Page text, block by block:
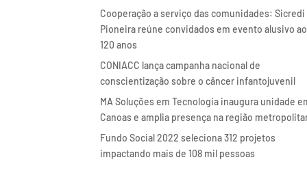
Cooperação a serviço das comunidades: Sicredi
Pioneira reúne convidados em evento alusivo
120 anos
CONIACC lança campanha nacional de
conscientização sobre o câncer infantojuvenil
MA Soluções em Tecnologia inaugura unidade
Canoas e amplia presença na região
Fundo Social 2022 seleciona 312 projetos
impactando mais de 108 mil pessoas